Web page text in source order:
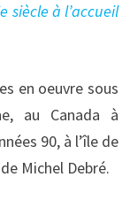
siècle à l’accueil
en oeuvre sous
au Canada à
90, à l’île de
Michel Debré.